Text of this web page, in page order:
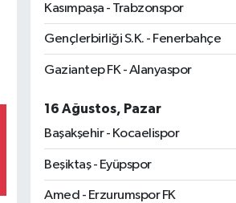
Kasımpaşa - Trabzonspor
Gençlerbirliği S.K. - Fenerbahçe
Gaziantep FK - Alanyaspor
16 Ağustos, Pazar
Başakşehir - Kocaelispor
Beşiktaş - Eyüpspor
Amed - Erzurumspor FK